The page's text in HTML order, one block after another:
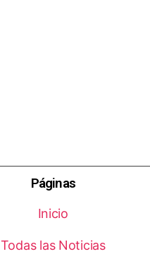
Páginas
Inicio
Todas las Noticias